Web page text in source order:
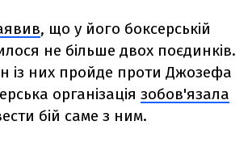
, що у його боксерській
не більше двох поєдинків.
із них пройде проти Джозефа
організація зобов'язала
бій саме з ним.